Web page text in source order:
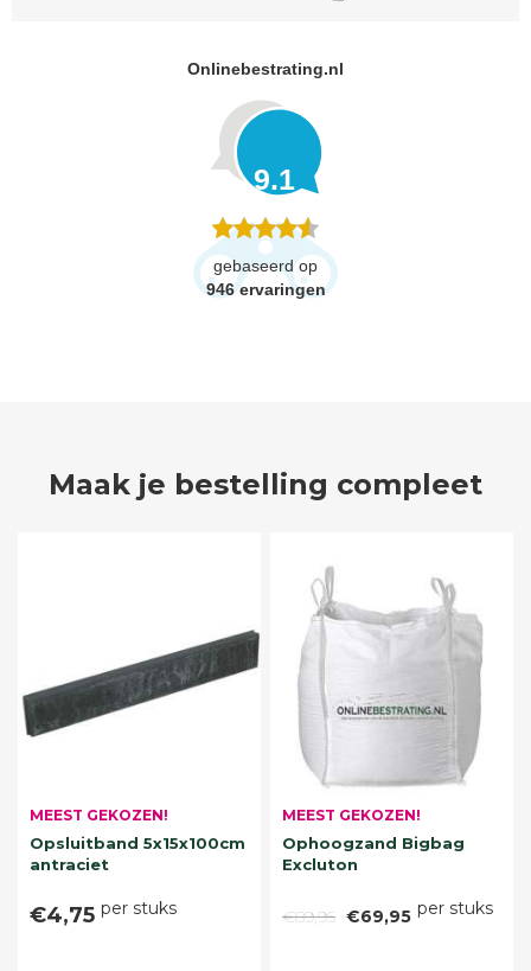
Onlinebestrating.nl
9.1
gebaseerd op
946 ervaringen
Maak je bestelling compleet
MEEST GEKOZEN!
Opsluitband 5x15x100cm
antraciet
€4,75 per stuks
MEEST GEKOZEN!
Ophoogzand Bigbag
Excluton
€89,95 €69,95 per stuks